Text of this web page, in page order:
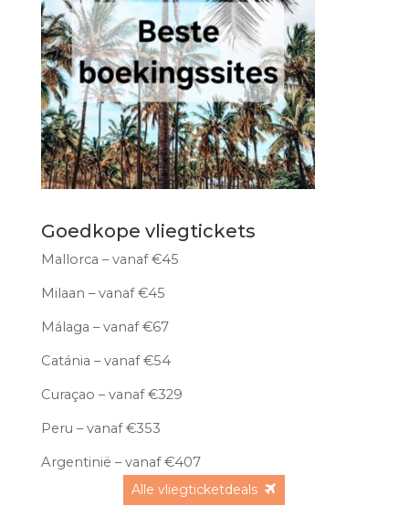
Goedkope vliegtickets
Mallorca – vanaf €45
Milaan – vanaf €45
Málaga – vanaf €67
Catánia – vanaf €54
Curaçao – vanaf €329
Peru – vanaf €353
Argentinië – vanaf €407
Alle vliegticketdeals